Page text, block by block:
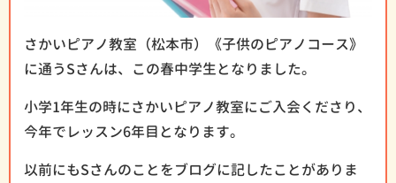
さかいピアノ教室（松本市）《子供のピアノコース》
に通うSさんは、この春中学生となりました。
小学1年生の時にさかいピアノ教室にご入会くださり、
今年でレッスン6年目となります。
以前にもSさんのことをブログに記したことがありま